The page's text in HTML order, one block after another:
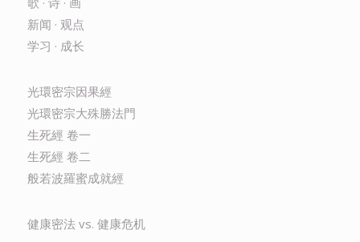
新闻 · 观点
学习 · 成长
光環密宗因果經
光環密宗大殊勝法門
生死經 卷一
生死經 卷二
般若波羅蜜成就經
健康密法 vs. 健康危机